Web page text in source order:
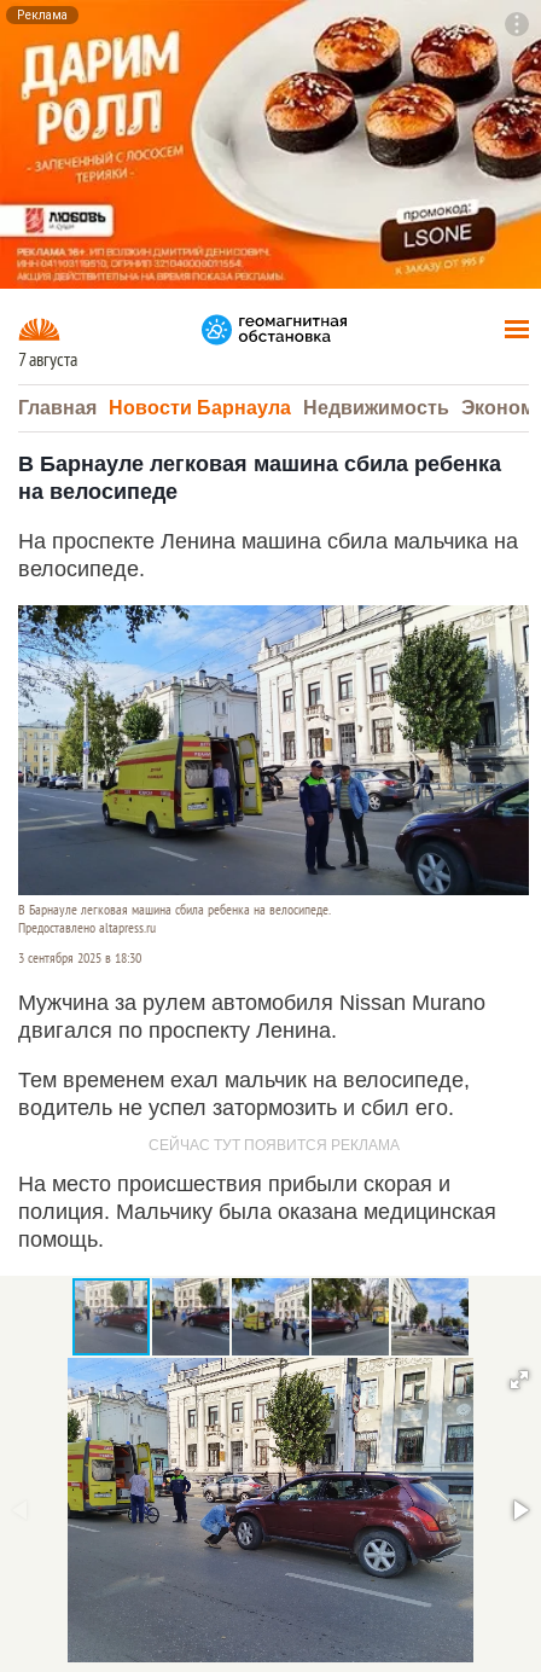
Реклама
7 августа
Главная Новости Барнаула Недвижимость
В Барнауле легковая машина сбила ребенка
на велосипеде
На проспекте Ленина машина сбила мальчика на
велосипеде.
В Барнауле легковая машина сбила ребенка на велосипеде.
Предоставлено altapress.ru
3 сентября 2025 в 18:30
Мужчина за рулем автомобиля Nissan Murano
двигался по проспекту Ленина.
Тем временем ехал мальчик на велосипеде,
водитель не успел затормозить и сбил его.
На место происшествия прибыли скорая и
полиция. Мальчику была оказана медицинская
помощь.